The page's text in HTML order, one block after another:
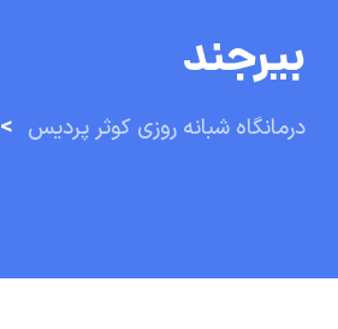
بیرجند
درمانگاه شبانه روزی کوثر پردیس >